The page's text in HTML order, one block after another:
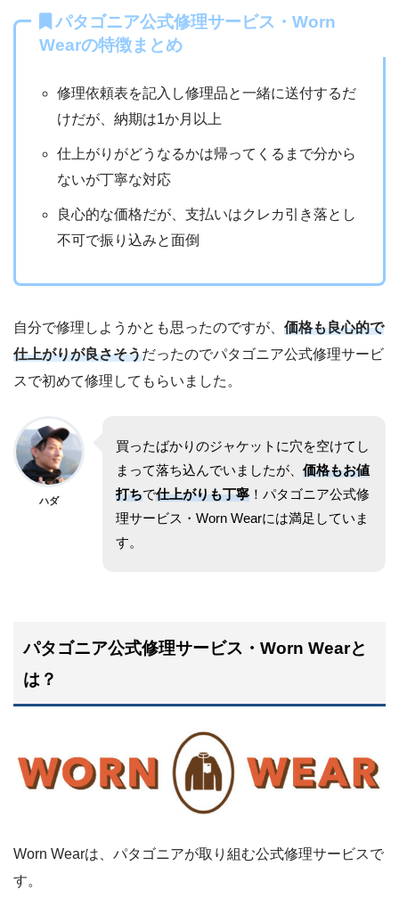
パタゴニア公式修理サービス・Worn
Wearの特徴まとめ
修理依頼表を記入し修理品と一緒に送付するだ
けだが、納期は1か月以上
仕上がりがどうなるかは帰ってくるまで分から
ないが丁寧な対応
良心的な価格だが、支払いはクレカ引き落とし
不可で振り込みと面倒
自分で修理しようかとも思ったのですが、 価格も良心的で
仕上がりが良さそうだったのでパタゴニア公式修理サービ
スで初めて修理してもらいました。
ハダ
買ったばかりのジャケットに穴を空けてし
まって落ち込んでいましたが、 価格もお値
打ちで仕上がりも丁寧 ！パタゴニア公式修
理サービス・Worn Wearには満足していま
す。
パタゴニア公式修理サービス・Worn Wearと
は？
Worn Wearは、パタゴニアが取り組む公式修理サービスで
す。